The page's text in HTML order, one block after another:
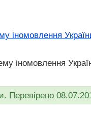
іномовлення
іномовлення
Перевірено